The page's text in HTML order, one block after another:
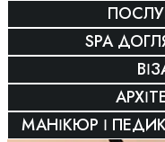
SPA
МАНІКЮР І